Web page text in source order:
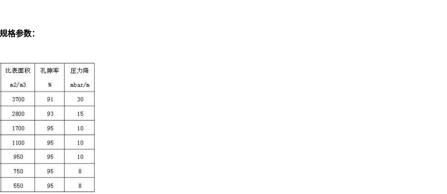
格参数：